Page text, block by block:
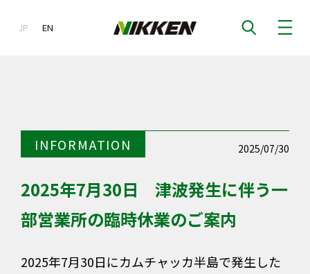
EN
JP EN
INFORMATION 2025/07/30
2025年7月30日 津波発生に伴う一
部営業所の臨時休業のご案内
2025年7月30日にカムチャッカ半島で発生した